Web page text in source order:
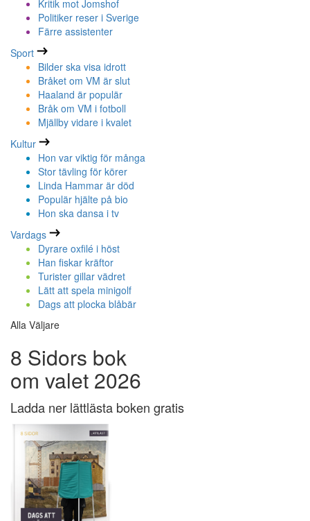
Kritik mot Jomshof
Politiker reser i Sverige
Färre assistenter
Sport
Bilder ska visa idrott
Bråket om VM är slut
Haaland är populär
Bråk om VM i fotboll
Mjällby vidare i kvalet
Kultur
Hon var viktig för många
Stor tävling för körer
Linda Hammar är död
Populär hjälte på bio
Hon ska dansa i tv
Vardags
Dyrare oxfilé i höst
Han fiskar kräftor
Turister gillar vädret
Lätt att spela minigolf
Dags att plocka blåbär
Alla Väljare
8 Sidors bok
om valet 2026
Ladda ner lättlästa boken gratis